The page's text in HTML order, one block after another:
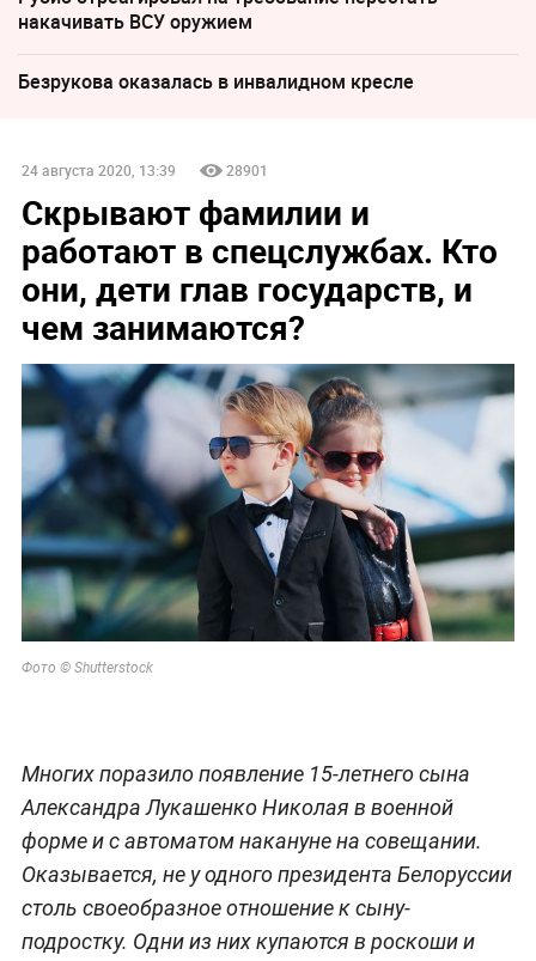
накачивать ВСУ оружием
Безрукова оказалась в инвалидном кресле
24 августа 2020, 13:39 28901
Скрывают фамилии и
работают в спецслужбах. Кто
они, дети глав государств, и
чем занимаются?
Фото © Shutterstock
Многих поразило появление 15-летнего сына
Александра Лукашенко Николая в военной
форме и с автоматом накануне на совещании.
Оказывается, не у одного президента Белоруссии
столь своеобразное отношение к сыну-
подростку. Одни из них купаются в роскоши и